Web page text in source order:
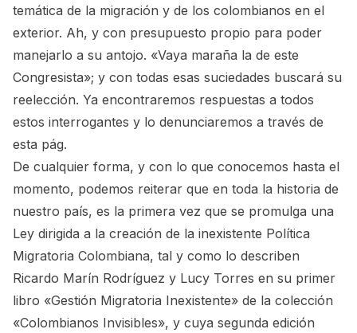
temática de la migración y de los colombianos en el
exterior. Ah, y con presupuesto propio para poder
manejarlo a su antojo. «Vaya maraña la de este
Congresista»; y con todas esas suciedades buscará su
reelección. Ya encontraremos respuestas a todos
estos interrogantes y lo denunciaremos a través de
esta pág.
De cualquier forma, y con lo que conocemos hasta el
momento, podemos reiterar que en toda la historia de
nuestro país, es la primera vez que se promulga una
Ley dirigida a la creación de la inexistente Política
Migratoria Colombiana, tal y como lo describen
Ricardo Marín Rodríguez y Lucy Torres en su primer
libro «Gestión Migratoria Inexistente» de la colección
«Colombianos Invisibles», y cuya segunda edición